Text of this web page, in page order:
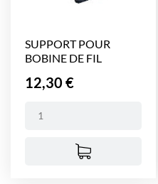
SUPPORT POUR
BOBINE DE FIL
Prix
12,30 €